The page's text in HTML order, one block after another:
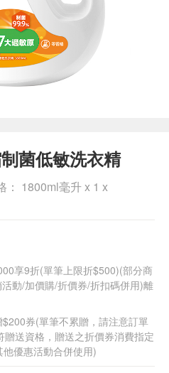
菌低敏洗衣精
： 1800ml毫升 x 1 x
享9折(單筆上限折$500)(部分商
動/加價購/折價券/折扣碼併用)離
券(單筆不累贈，請注意訂單
送資格，贈送之折價券消費指定
優惠活動合併使用)